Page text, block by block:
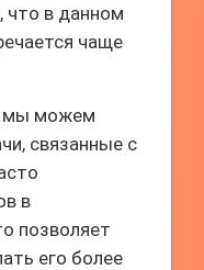
что в данном
чаще
мы можем
связанные с
в
позволяет
его более